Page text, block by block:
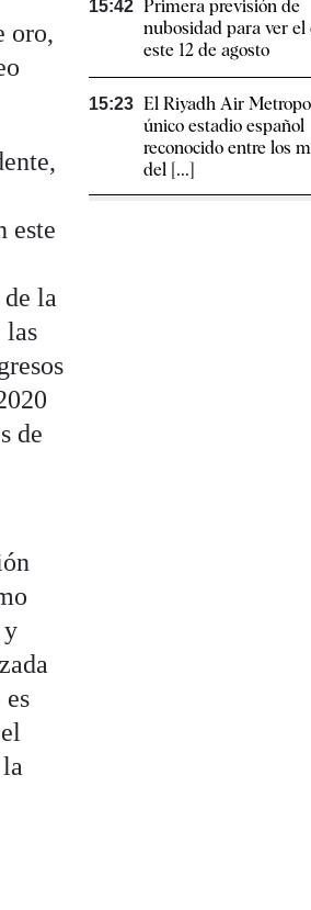
oro,
este
la
las
de
y
15:42 Primera previsión de
nubosidad para ver el
este 12 de agosto
15:23 El Riyadh Air
único estadio español
reconocido entre los
del [...]